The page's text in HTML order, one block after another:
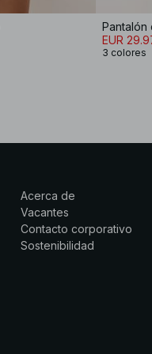
Pantalón
EUR
3 colores
Acerca de
Vacantes
Contacto corporativo
Sostenibilidad